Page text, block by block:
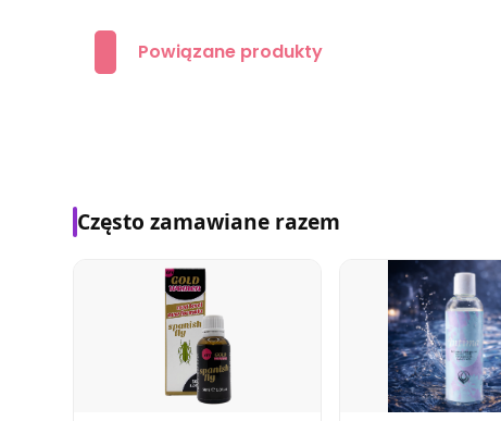
Powiązane produkty
Często zamawiane razem